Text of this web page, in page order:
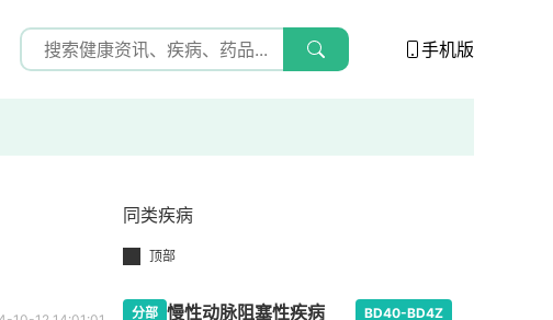
手机版
同类疾病
顶部
分部 慢性动脉阻塞性疾病 BD40-BD4Z